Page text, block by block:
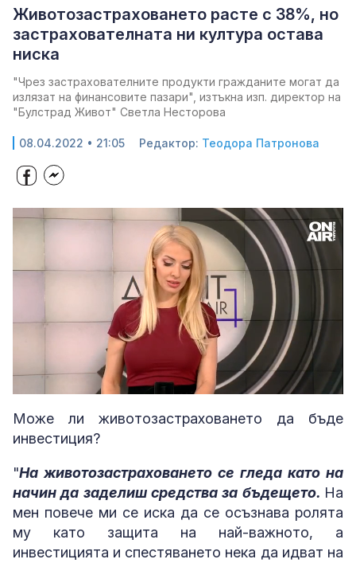
Животозастраховането расте с 38%, но
застрахователната ни култура остава
ниска
"Чрез застрахователните продукти гражданите могат да
излязат на финансовите пазари", изтъкна изп. директор на
"Булстрад Живот" Светла Несторова
08.04.2022 • 21:05 Редактор: Теодора Патронова
Loaded
5.56%
Може ли животозастраховането да бъде
инвестиция?
"На животозастраховането се гледа като на
начин да заделиш средства за бъдещето. На
мен повече ми се иска да се осъзнава ролята
му като защита на най-важното, а
инвестицията и спестяването нека да идват на